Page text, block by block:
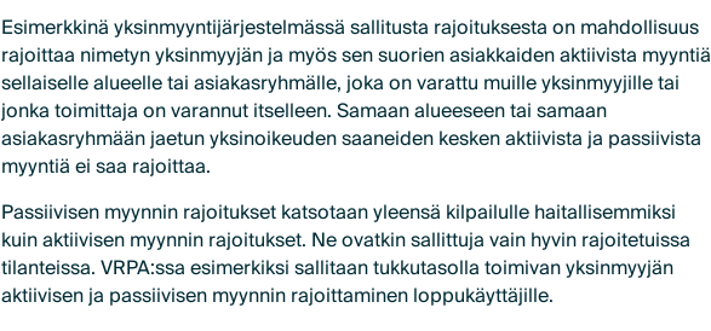
Esimerkkinä yksinmyyntijärjestelmässä sallitusta rajoituksesta on mahdollisuus
rajoittaa nimetyn yksinmyyjän ja myös sen suorien asiakkaiden aktiivista myyntiä
sellaiselle alueelle tai asiakasryhmälle, joka on varattu muille yksinmyyjille tai
jonka toimittaja on varannut itselleen. Samaan alueeseen tai samaan
asiakasryhmään jaetun yksinoikeuden saaneiden kesken aktiivista ja passiivista
myyntiä ei saa rajoittaa.
Passiivisen myynnin rajoitukset katsotaan yleensä kilpailulle haitallisemmiksi
kuin aktiivisen myynnin rajoitukset. Ne ovatkin sallittuja vain hyvin rajoitetuissa
tilanteissa. VRPA:ssa esimerkiksi sallitaan tukkutasolla toimivan yksinmyyjän
aktiivisen ja passiivisen myynnin rajoittaminen loppukäyttäjille.